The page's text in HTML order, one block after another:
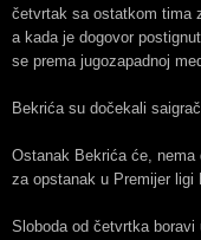
četvrtak sa ostatkom tima
a kada je dogovor
se prema jugozapadnoj
Bekrića su dočekali
Ostanak Bekrića će,
za opstanak u Premijer ligi
Sloboda od četvrtka